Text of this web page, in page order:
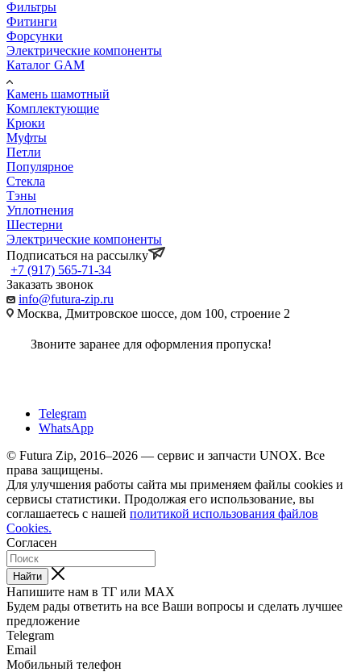
Фильтры
Фитинги
Форсунки
Электрические компоненты
Каталог GAM
Камень шамотный
Комплектующие
Крюки
Муфты
Петли
Популярное
Стекла
Тэны
Уплотнения
Шестерни
Электрические компоненты
Подписаться на рассылку
+7 (917) 565-71-34
Заказать звонок
info@futura-zip.ru
Москва, Дмитровское шоссе, дом 100, строение 2
Звоните заранее для оформления пропуска!
Telegram
WhatsApp
© Futura Zip, 2016–2026 — сервис и запчасти UNOX. Все
права защищены.
Для улучшения работы сайта мы применяем файлы cookies и
сервисы статистики. Продолжая его использование, вы
соглашаетесь с нашей политикой использования файлов
Cookies.
Согласен
Найти
Напишите нам в ТГ или MAX
Будем рады ответить на все Ваши вопросы и сделать лучшее
предложение
Telegram
Email
Мобильный телефон